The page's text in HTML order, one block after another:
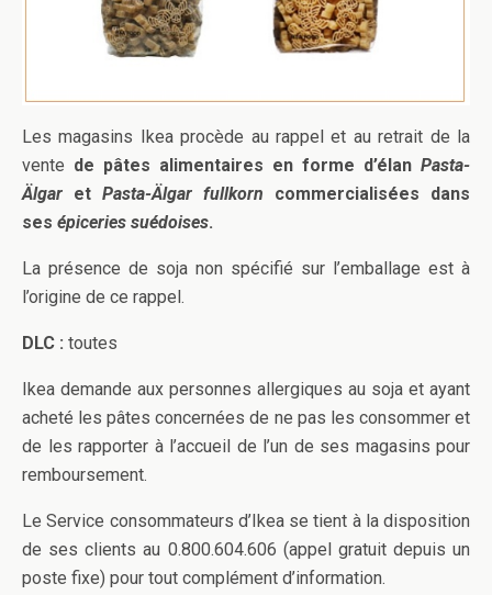
Les magasins Ikea procède au rappel et au retrait de la
vente de pâtes alimentaires en forme d’élan Pasta-
Älgar et Pasta-Älgar fullkorn commercialisées dans
ses épiceries suédoises.
La présence de soja non spécifié sur l’emballage est à
l’origine de ce rappel.
DLC : toutes
Ikea demande aux personnes allergiques au soja et ayant
acheté les pâtes concernées de ne pas les consommer et
de les rapporter à l’accueil de l’un de ses magasins pour
remboursement.
Le Service consommateurs d’Ikea se tient à la disposition
de ses clients au 0.800.604.606 (appel gratuit depuis un
poste fixe) pour tout complément d’information.